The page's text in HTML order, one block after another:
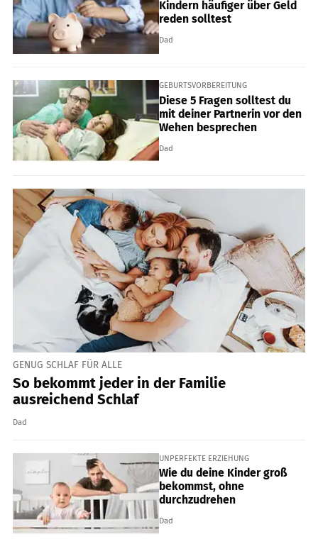
Kindern häufiger über Geld
reden solltest
Dad
GEBURTSVORBEREITUNG
Diese 5 Fragen solltest du
mit deiner Partnerin vor den
Wehen besprechen
Dad
GENUG SCHLAF FÜR ALLE
So bekommt jeder in der Familie
ausreichend Schlaf
Dad
UNPERFEKTE ERZIEHUNG
Wie du deine Kinder groß
bekommst, ohne
durchzudrehen
Dad